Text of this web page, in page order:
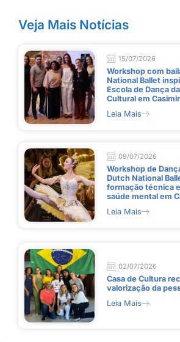
Veja Mais Notícias
15/07/2026
Workshop com
National Ballet
Escola de Dança
Cultural em
Leia Mais
09/07/2026
Workshop de
Dutch National
formação técnica
saúde mental em
Leia Mais
02/07/2026
Casa de Cultura
valorização da
Leia Mais